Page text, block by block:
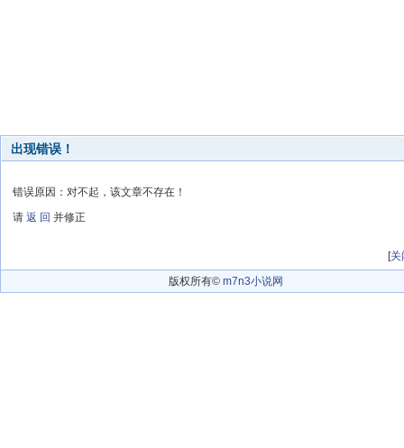
出现错误！
错误原因：对不起，该文章不存在！
请 返 回 并修正
[关
版权所有© m7n3小说网